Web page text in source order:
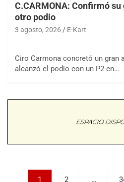
C.CARMONA: Confirmó
otro podio
3 agosto, 2026 E-Kart
Ciro Carmona concretó un gran
alcanzó el podio con un P2 en…
Paginación
1 2 …
COBERTURA ESPECIAL DE E-
08/09-AGO
Trenque Lauquen (Buenos Aires)